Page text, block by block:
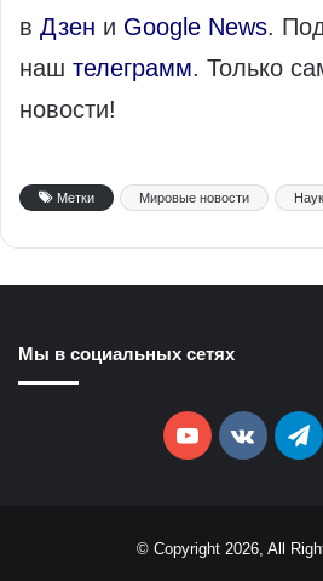
в Дзен и Google News.
наш телеграмм. Только
новости!
Метки Мировые новости
Мы в социальных сетях
YouTubevk.com
© Copyright 2026, All